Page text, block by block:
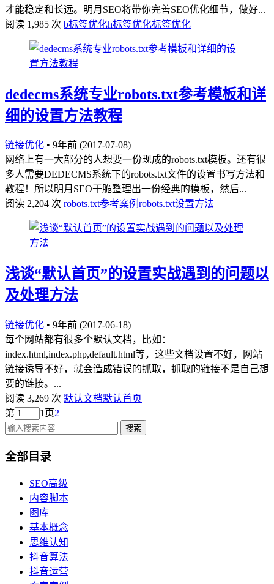
才能稳定和长远。明月SEO将带你完善SEO优化细节，做好...
阅读 1,985 次 b标签优化h标签优化标签优化
dedecms系统专业robots.txt参考模板和详
细的设置方法教程
链接优化 • 9年前 (2017-07-08)
网络上有一大部分的人想要一份现成的robots.txt模板。还有很
多人需要DEDECMS系统下的robots.txt文件的设置书写方法和
教程！所以明月SEO干脆整理出一份经典的模板，然后...
阅读 2,204 次 robots.txt参考案例 robots.txt设置方法
浅谈“默认首页”的设置实战遇到的问题以
及处理方法
链接优化 • 9年前 (2017-06-18)
每个网站都有很多个默认文档，比如：
index.html,index.php,default.html等，这些文档设置不好，网站
链接诱导不好，就会造成错误的抓取，抓取的链接不是自己想
要的链接。...
阅读 3,269 次 默认文档默认首页
第
1 页2
搜索
全部目录
SEO高级
内容脚本
图库
基本概念
思维认知
抖音算法
抖音运营